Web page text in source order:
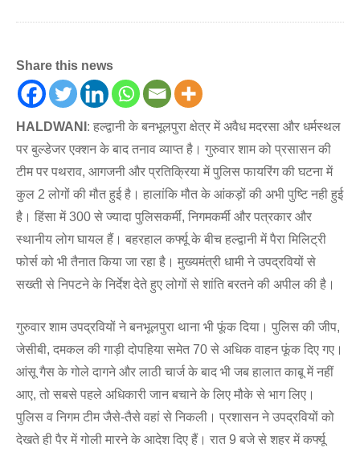
Share this news
HALDWANI : हल्द्वानी के बनभूलपुरा क्षेत्र में अवैध मदरसा और धर्मस्थल
पर बुल्डेजर एक्शन के बाद तनाव व्याप्त है। गुरुवार शाम को प्रसासन की
टीम पर पथराव, आगजनी और प्रतिक्रिया में पुलिस फायरिंग की घटना में
कुल 2 लोगों की मौत हुई है। हालांकि मौत के आंकड़ों की अभी पुष्टि नही हुई
है। हिंसा में 300 से ज्यादा पुलिसकर्मी, निगमकर्मी और पत्रकार और
स्थानीय लोग घायल हैं। बहरहाल कर्फ्यू के बीच हल्द्वानी में पैरा मिलिट्री
फोर्स को भी तैनात किया जा रहा है। मुख्यमंत्री धामी ने उपद्रवियों से
सख्ती से निपटने के निर्देश देते हुए लोगों से शांति बरतने की अपील की है।
गुरुवार शाम उपद्रवियों ने बनभूलपुरा थाना भी फूंक दिया। पुलिस की जीप,
जेसीबी, दमकल की गाड़ी दोपहिया समेत 70 से अधिक वाहन फूंक दिए गए।
आंसू गैस के गोले दागने और लाठी चार्ज के बाद भी जब हालात काबू में नहीं
आए, तो सबसे पहले अधिकारी जान बचाने के लिए मौके से भाग लिए।
पुलिस व निगम टीम जैसे-तैसे वहां से निकली। प्रशासन ने उपद्रवियों को
देखते ही पैर में गोली मारने के आदेश दिए हैं। रात 9 बजे से शहर में कर्फ्यू